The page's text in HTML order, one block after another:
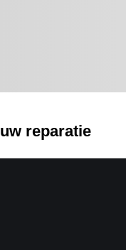
reparatie